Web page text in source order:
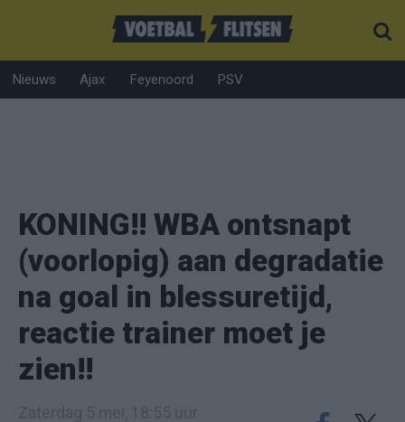
Nieuws Ajax Feyenoord PSV
KONING!! WBA ontsnapt
(voorlopig) aan degradatie
na goal in blessuretijd,
reactie trainer moet je
zien!!